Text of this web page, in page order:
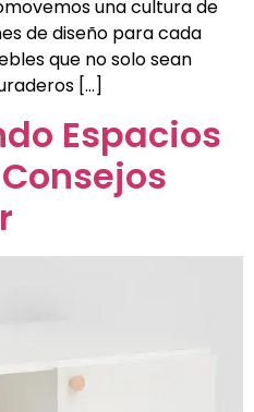
una cultura de
de diseño para cada
que no solo sean
[…]
Espacios